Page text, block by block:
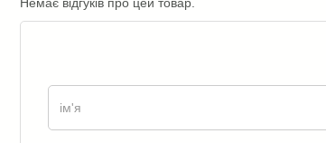
Немає відгуків про цей товар.